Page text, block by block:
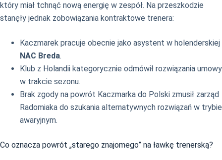
który miał tchnąć nową energię w zespół. Na przeszkodzie
stanęły jednak zobowiązania kontraktowe trenera:
Kaczmarek pracuje obecnie jako asystent w holenderskiej
NAC Breda.
Klub z Holandii kategorycznie odmówił rozwiązania umowy
w trakcie sezonu.
Brak zgody na powrót Kaczmarka do Polski zmusił zarząd
Radomiaka do szukania alternatywnych rozwiązań w trybie
awaryjnym.
Co oznacza powrót „starego znajomego” na ławkę trenerską?